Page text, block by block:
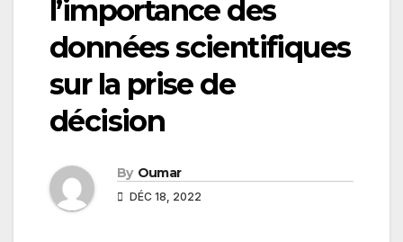
l’importance des
données scientifiques
sur la prise de
décision
By Oumar
DÉC 18, 2022